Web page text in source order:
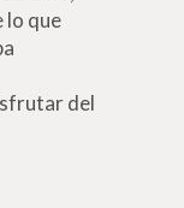
lo que
del